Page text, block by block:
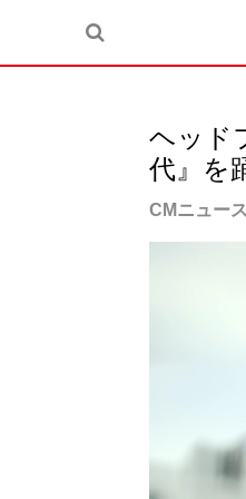
ヘッド
代』を
CMニュース